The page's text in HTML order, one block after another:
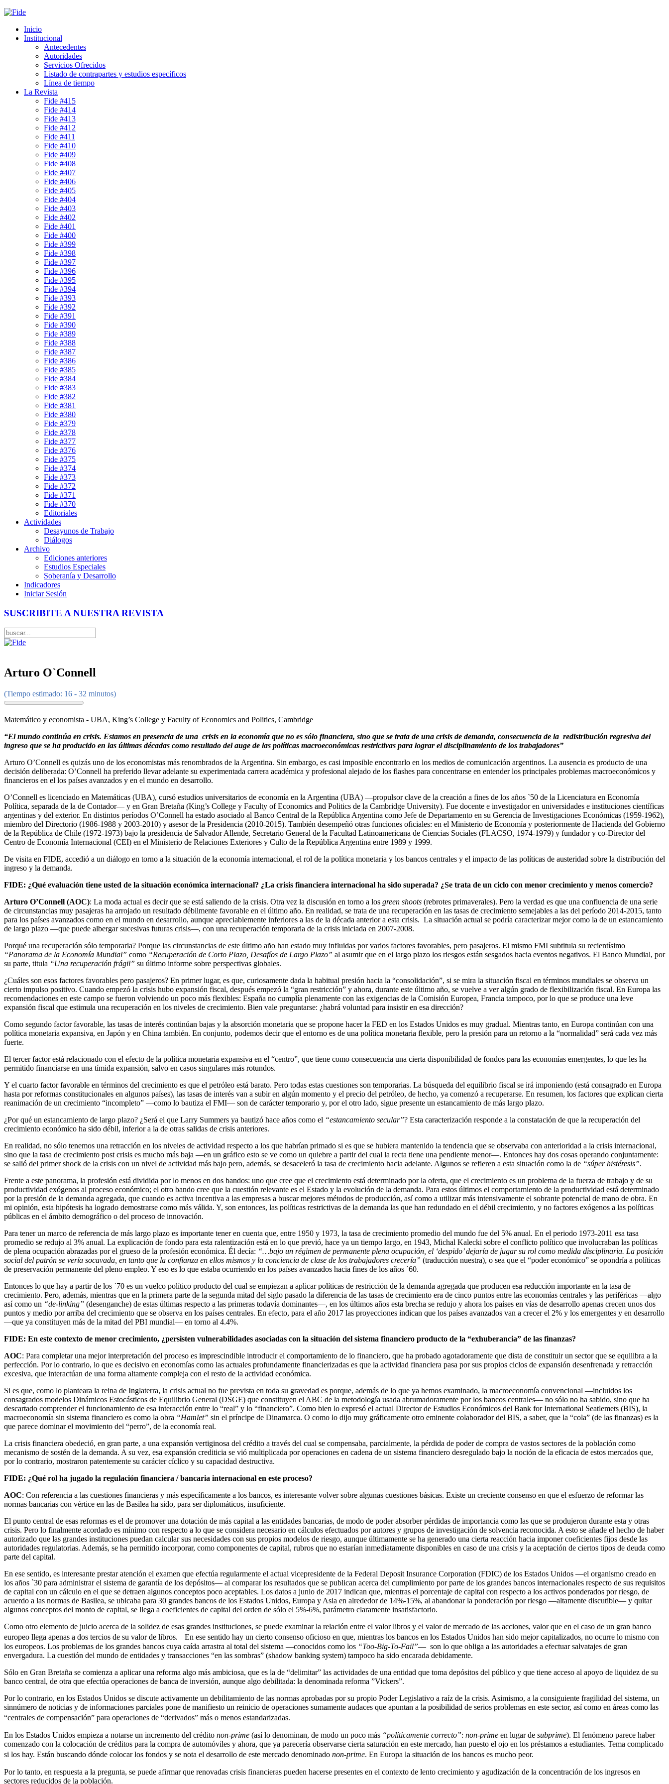
Inicio
Institucional
Antecedentes
Autoridades
Servicios Ofrecidos
Listado de contrapartes y estudios específicos
Línea de tiempo
La Revista
Fide #415
Fide #414
Fide #413
Fide #412
Fide #411
Fide #410
Fide #409
Fide #408
Fide #407
Fide #406
Fide #405
Fide #404
Fide #403
Fide #402
Fide #401
Fide #400
Fide #399
Fide #398
Fide #397
Fide #396
Fide #395
Fide #394
Fide #393
Fide #392
Fide #391
Fide #390
Fide #389
Fide #388
Fide #387
Fide #386
Fide #385
Fide #384
Fide #383
Fide #382
Fide #381
Fide #380
Fide #379
Fide #378
Fide #377
Fide #376
Fide #375
Fide #374
Fide #373
Fide #372
Fide #371
Fide #370
Editoriales
Actividades
Desayunos de Trabajo
Diálogos
Archivo
Ediciones anteriores
Estudios Especiales
Soberanía y Desarrollo
Indicadores
Iniciar Sesión
SUSCRIBITE A NUESTRA REVISTA
Arturo O`Connell
(Tiempo estimado: 16 - 32 minutos)
Matemático y economista - UBA, King’s College y Faculty of Economics and Politics, Cambridge
“El mundo continúa en crisis. Estamos en presencia de una crisis en la economía que no es sólo financiera, sino que se trata de una crisis de demanda, consecuencia de la redistribución regresiva del
ingreso que se ha producido en las últimas décadas como resultado del auge de las políticas macroeconómicas restrictivas para lograr el disciplinamiento de los trabajadores”
Arturo O’Connell es quizás uno de los economistas más renombrados de la Argentina. Sin embargo, es casi imposible encontrarlo en los medios de comunicación argentinos. La ausencia es producto de una
decisión deliberada: O’Connell ha preferido llevar adelante su experimentada carrera académica y profesional alejado de los flashes para concentrarse en entender los principales problemas macroeconómicos y
financieros en el los países avanzados y en el mundo en desarrollo.
O’Connell es licenciado en Matemáticas (UBA), cursó estudios universitarios de economía en la Argentina (UBA) —propulsor clave de la creación a fines de los años `50 de la Licenciatura en Economía
Política, separada de la de Contador— y en Gran Bretaña (King’s College y Faculty of Economics and Politics de la Cambridge University). Fue docente e investigador en universidades e instituciones científicas
argentinas y del exterior. En distintos períodos O’Connell ha estado asociado al Banco Central de la República Argentina como Jefe de Departamento en su Gerencia de Investigaciones Económicas (1959-1962),
miembro del Directorio (1986-1988 y 2003-2010) y asesor de la Presidencia (2010-2015). También desempeñó otras funciones oficiales: en el Ministerio de Economía y posteriormente de Hacienda del Gobierno
de la República de Chile (1972-1973) bajo la presidencia de Salvador Allende, Secretario General de la Facultad Latinoamericana de Ciencias Sociales (FLACSO, 1974-1979) y fundador y co-Director del
Centro de Economía Internacional (CEI) en el Ministerio de Relaciones Exteriores y Culto de la República Argentina entre 1989 y 1999.
De visita en FIDE, accedió a un diálogo en torno a la situación de la economía internacional, el rol de la política monetaria y los bancos centrales y el impacto de las políticas de austeridad sobre la distribución del
ingreso y la demanda.
FIDE: ¿Qué evaluación tiene usted de la situación económica internacional? ¿La crisis financiera internacional ha sido superada? ¿Se trata de un ciclo con menor crecimiento y menos comercio?
Arturo O’Connell (AOC): La moda actual es decir que se está saliendo de la crisis. Otra vez la discusión en torno a los green shoots (rebrotes primaverales). Pero la verdad es que una confluencia de una serie
de circunstancias muy pasajeras ha arrojado un resultado débilmente favorable en el último año. En realidad, se trata de una recuperación en las tasas de crecimiento semejables a las del período 2014-2015, tanto
para los países avanzados como en el mundo en desarrollo, aunque apreciablemente inferiores a las de la década anterior a esta crisis. La situación actual se podría caracterizar mejor como la de un estancamiento
de largo plazo —que puede albergar sucesivas futuras crisis—, con una recuperación temporaria de la crisis iniciada en 2007-2008.
Porqué una recuperación sólo temporaria? Porque las circunstancias de este último año han estado muy influidas por varios factores favorables, pero pasajeros. El mismo FMI subtitula su recientísimo
“Panorama de la Economía Mundial” como “Recuperación de Corto Plazo, Desafíos de Largo Plazo” al asumir que en el largo plazo los riesgos están sesgados hacia eventos negativos. El Banco Mundial, por
su parte, titula “Una recuperación frágil” su último informe sobre perspectivas globales.
¿Cuáles son esos factores favorables pero pasajeros? En primer lugar, es que, curiosamente dada la habitual presión hacia la “consolidación”, si se mira la situación fiscal en términos mundiales se observa un
cierto impulso positivo. Cuando empezó la crisis hubo expansión fiscal, después empezó la “gran restricción” y ahora, durante este último año, se vuelve a ver algún grado de flexibilización fiscal. En Europa las
recomendaciones en este campo se fueron volviendo un poco más flexibles: España no cumplía plenamente con las exigencias de la Comisión Europea, Francia tampoco, por lo que se produce una leve
expansión fiscal que estimula una recuperación en los niveles de crecimiento. Bien vale preguntarse: ¿habrá voluntad para insistir en esa dirección?
Como segundo factor favorable, las tasas de interés continúan bajas y la absorción monetaria que se propone hacer la FED en los Estados Unidos es muy gradual. Mientras tanto, en Europa continúan con una
política monetaria expansiva, en Japón y en China también. En conjunto, podemos decir que el entorno es de una política monetaria flexible, pero la presión para un retorno a la “normalidad” será cada vez más
fuerte.
El tercer factor está relacionado con el efecto de la política monetaria expansiva en el “centro”, que tiene como consecuencia una cierta disponibilidad de fondos para las economías emergentes, lo que les ha
permitido financiarse en una tímida expansión, salvo en casos singulares más rotundos.
Y el cuarto factor favorable en términos del crecimiento es que el petróleo está barato. Pero todas estas cuestiones son temporarias. La búsqueda del equilibrio fiscal se irá imponiendo (está consagrado en Europa
hasta por reformas constitucionales en algunos países), las tasas de interés van a subir en algún momento y el precio del petróleo, de hecho, ya comenzó a recuperarse. En resumen, los factores que explican cierta
reanimación de un crecimiento “incompleto” —como lo bautiza el FMI— son de carácter temporario y, por el otro lado, sigue presente un estancamiento de más largo plazo.
¿Por qué un estancamiento de largo plazo? ¿Será el que Larry Summers ya bautizó hace años como el “estancamiento secular”? Esta caracterización responde a la constatación de que la recuperación del
crecimiento económico ha sido débil, inferior a la de otras salidas de crisis anteriores.
En realidad, no sólo tenemos una retracción en los niveles de actividad respecto a los que habrían primado si es que se hubiera mantenido la tendencia que se observaba con anterioridad a la crisis internacional,
sino que la tasa de crecimiento post crisis es mucho más baja —en un gráfico esto se ve como un quiebre a partir del cual la recta tiene una pendiente menor—. Entonces hay dos cosas operando conjuntamente:
se salió del primer shock de la crisis con un nivel de actividad más bajo pero, además, se desaceleró la tasa de crecimiento hacia adelante. Algunos se refieren a esta situación como la de “súper histéresis”.
Frente a este panorama, la profesión está dividida por lo menos en dos bandos: uno que cree que el crecimiento está determinado por la oferta, que el crecimiento es un problema de la fuerza de trabajo y de su
productividad exógenos al proceso económico; el otro bando cree que la cuestión relevante es el Estado y la evolución de la demanda. Para estos últimos el comportamiento de la productividad está determinado
por la presión de la demanda agregada, que cuando es activa incentiva a las empresas a buscar mejores métodos de producción, así como a utilizar más intensivamente el sobrante potencial de mano de obra. En
mi opinión, esta hipótesis ha logrado demostrarse como más válida. Y, son entonces, las políticas restrictivas de la demanda las que han redundado en el débil crecimiento, y no factores exógenos a las políticas
públicas en el ámbito demográfico o del proceso de innovación.
Para tener un marco de referencia de más largo plazo es importante tener en cuenta que, entre 1950 y 1973, la tasa de crecimiento promedio del mundo fue del 5% anual. En el periodo 1973-2011 esa tasa
promedio se redujo al 3% anual. La explicación de fondo para esta ralentización está en lo que previó, hace ya un tiempo largo, en 1943, Michal Kalecki sobre el conflicto político que involucraban las políticas
de plena ocupación abrazadas por el grueso de la profesión económica. Él decía: “…bajo un régimen de permanente plena ocupación, el ‘despido’ dejaría de jugar su rol como medida disciplinaria. La posición
social del patrón se vería socavada, en tanto que la confianza en ellos mismos y la conciencia de clase de los trabajadores crecería” (traducción nuestra), o sea que el “poder económico” se opondría a políticas
de preservación permanente del pleno empleo. Y eso es lo que estaba ocurriendo en los países avanzados hacia fines de los años `60.
Entonces lo que hay a partir de los `70 es un vuelco político producto del cual se empiezan a aplicar políticas de restricción de la demanda agregada que producen esa reducción importante en la tasa de
crecimiento. Pero, además, mientras que en la primera parte de la segunda mitad del siglo pasado la diferencia de las tasas de crecimiento era de cinco puntos entre las economías centrales y las periféricas —algo
así como un “de-linking” (desenganche) de estas últimas respecto a las primeras todavía dominantes—, en los últimos años esta brecha se redujo y ahora los países en vías de desarrollo apenas crecen unos dos
puntos y medio por arriba del crecimiento que se observa en los países centrales. En efecto, para el año 2017 las proyecciones indican que los países avanzados van a crecer el 2% y los emergentes y en desarrollo
—que ya constituyen más de la mitad del PBI mundial— en torno al 4.4%.
FIDE: En este contexto de menor crecimiento, ¿persisten vulnerabilidades asociadas con la situación del sistema financiero producto de la “exhuberancia” de las finanzas?
AOC: Para completar una mejor interpretación del proceso es imprescindible introducir el comportamiento de lo financiero, que ha probado agotadoramente que dista de constituir un sector que se equilibra a la
perfección. Por lo contrario, lo que es decisivo en economías como las actuales profundamente financierizadas es que la actividad financiera pasa por sus propios ciclos de expansión desenfrenada y retracción
excesiva, que interactúan de una forma altamente compleja con el resto de la actividad económica.
Si es que, como lo planteara la reina de Inglaterra, la crisis actual no fue prevista en toda su gravedad es porque, además de lo que ya hemos examinado, la macroeconomía convencional —incluidos los
consagrados modelos Dinámicos Estocásticos de Equilibrio General (DSGE) que constituyen el ABC de la metodología usada abrumadoramente por los bancos centrales— no sólo no ha sabido, sino que ha
descartado comprender el funcionamiento de esa interacción entre lo “real” y lo “financiero”. Como bien lo expresó el actual Director de Estudios Económicos del Bank for International Seatlemets (BIS), la
macroeconomía sin sistema financiero es como la obra “Hamlet” sin el príncipe de Dinamarca. O como lo dijo muy gráficamente otro eminente colaborador del BIS, a saber, que la “cola” (de las finanzas) es la
que parece dominar el movimiento del “perro”, de la economía real.
La crisis financiera obedeció, en gran parte, a una expansión vertiginosa del crédito a través del cual se compensaba, parcialmente, la pérdida de poder de compra de vastos sectores de la población como
mecanismo de sostén de la demanda. A su vez, esa expansión crediticia se vió multiplicada por operaciones en cadena de un sistema financiero desregulado bajo la noción de la eficacia de estos mercados que,
por lo contrario, mostraron patentemente su carácter cíclico y su capacidad destructiva.
FIDE: ¿Qué rol ha jugado la regulación financiera / bancaria internacional en este proceso?
AOC: Con referencia a las cuestiones financieras y más específicamente a los bancos, es interesante volver sobre algunas cuestiones básicas. Existe un creciente consenso en que el esfuerzo de reformar las
normas bancarias con vértice en las de Basilea ha sido, para ser diplomáticos, insuficiente.
El punto central de esas reformas es el de promover una dotación de más capital a las entidades bancarias, de modo de poder absorber pérdidas de importancia como las que se produjeron durante esta y otras
crisis. Pero lo finalmente acordado es mínimo con respecto a lo que se considera necesario en cálculos efectuados por autores y grupos de investigación de solvencia reconocida. A esto se añade el hecho de haber
autorizado que las grandes instituciones puedan calcular sus necesidades con sus propios modelos de riesgo, aunque últimamente se ha generado una cierta reacción hacia imponer coeficientes fijos desde las
autoridades regulatorias. Además, se ha permitido incorporar, como componentes de capital, rubros que no estarían inmediatamente disponibles en caso de una crisis y la aceptación de ciertos tipos de deuda como
parte del capital.
En ese sentido, es interesante prestar atención el examen que efectúa regularmente el actual vicepresidente de la Federal Deposit Insurance Corporation (FDIC) de los Estados Unidos —el organismo creado en
los años `30 para administrar el sistema de garantía de los depósitos— al comparar los resultados que se publican acerca del cumplimiento por parte de los grandes bancos internacionales respecto de sus requisitos
de capital con un cálculo en el que se detraen algunos conceptos poco aceptables. Los datos a junio de 2017 indican que, mientras el porcentaje de capital con respecto a los activos ponderados por riesgo, de
acuerdo a las normas de Basilea, se ubicaba para 30 grandes bancos de los Estados Unidos, Europa y Asia en alrededor de 14%-15%, al abandonar la ponderación por riesgo —altamente discutible— y quitar
algunos conceptos del monto de capital, se llega a coeficientes de capital del orden de sólo el 5%-6%, parámetro claramente insatisfactorio.
Como otro elemento de juicio acerca de la solidez de esas grandes instituciones, se puede examinar la relación entre el valor libros y el valor de mercado de las acciones, valor que en el caso de un gran banco
europeo llega apenas a dos tercios de su valor de libros. En ese sentido hay un cierto consenso oficioso en que, mientras los bancos en los Estados Unidos han sido mejor capitalizados, no ocurre lo mismo con
los europeos. Los problemas de los grandes bancos cuya caída arrastra al total del sistema —conocidos como los “Too-Big-To-Fail”— son ​lo que obliga a las autoridades a efectuar salvatajes de gran
envergadura. La cuestión del mundo de entidades y transacciones “en las sombras” (shadow banking system) tampoco ha sido encarada debidamente.
Sólo en Gran Bretaña se comienza a aplicar una reforma algo más ambiciosa, que es la de “delimitar” las actividades de una entidad que toma depósitos del público y que tiene acceso al apoyo de liquidez de su
banco central, de otra que efectúa operaciones de banca de inversión, aunque algo debilitada: la denominada reforma ”Vickers”.
Por lo contrario, en los Estados Unidos se discute activamente un debilitamiento de las normas aprobadas por su propio Poder Legislativo a raíz de la crisis. Asimismo, a la consiguiente fragilidad del sistema, un
sinnúmero de noticias y de informaciones parciales pone de manifiesto un reinicio de operaciones sumamente audaces que apuntan a la posibilidad de serios problemas en este sector, así como en áreas como las
“centrales de compensación” para operaciones de “derivados” más o menos estandarizadas.
En los Estados Unidos empieza a notarse un incremento del crédito non-prime (así lo denominan, de modo un poco más “políticamente correcto”: non-prime en lugar de subprime). El fenómeno parece haber
comenzado con la colocación de créditos para la compra de automóviles y ahora, que ya parecería observarse cierta saturación en este mercado, han puesto el ojo en los préstamos a estudiantes. Tema complicado
si los hay. Están buscando dónde colocar los fondos y se nota el desarrollo de este mercado denominado non-prime. En Europa la situación de los bancos es mucho peor.
Por lo tanto, en respuesta a la pregunta, se puede afirmar que renovadas crisis financieras pueden hacerse presentes en el contexto de lento crecimiento y agudización de la concentración de los ingresos en
sectores reducidos de la población.